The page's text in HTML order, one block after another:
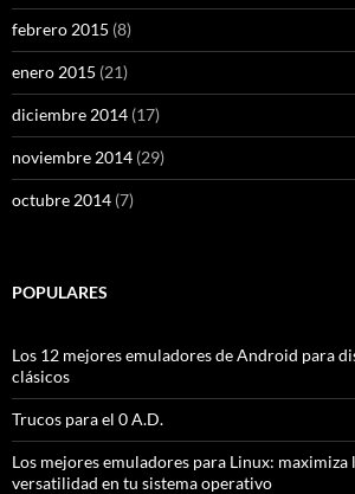
febrero 2015 (8)
enero 2015 (21)
diciembre 2014 (17)
noviembre 2014 (29)
octubre 2014 (7)
POPULARES
Los 12 mejores emuladores de Android para
clásicos
Trucos para el 0 A.D.
Los mejores emuladores para Linux: maximiza
versatilidad en tu sistema operativo